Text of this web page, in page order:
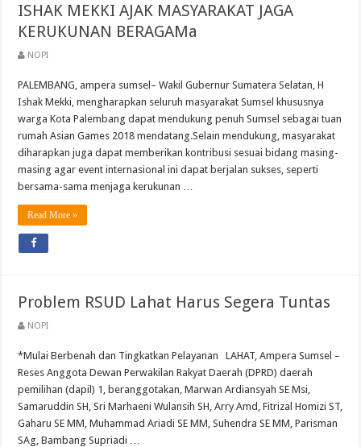
ISHAK MEKKI AJAK MASYARAKAT JAGA
KERUKUNAN BERAGAMa
NOPI
PALEMBANG, ampera sumsel– Wakil Gubernur Sumatera Selatan, H
Ishak Mekki, mengharapkan seluruh masyarakat Sumsel khususnya
warga Kota Palembang dapat mendukung penuh Sumsel sebagai tuan
rumah Asian Games 2018 mendatang.Selain mendukung, masyarakat
diharapkan juga dapat memberikan kontribusi sesuai bidang masing-
masing agar event internasional ini dapat berjalan sukses, seperti
bersama-sama menjaga kerukunan …
Read More »
Problem RSUD Lahat Harus Segera Tuntas
NOPI
*Mulai Berbenah dan Tingkatkan Pelayanan LAHAT, Ampera Sumsel –
Reses Anggota Dewan Perwakilan Rakyat Daerah (DPRD) daerah
pemilihan (dapil) 1, beranggotakan, Marwan Ardiansyah SE Msi,
Samaruddin SH, Sri Marhaeni Wulansih SH, Arry Amd, Fitrizal Homizi ST,
Gaharu SE MM, Muhammad Ariadi SE MM, Suhendra SE MM, Parisman
SAg, Bambang Supriadi …